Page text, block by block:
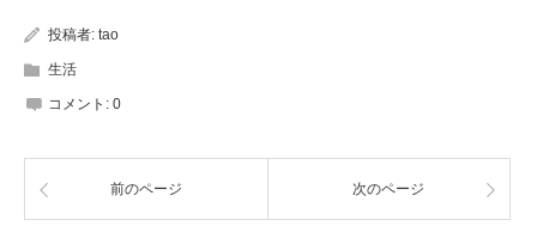
投稿者: tao
生活
コメント: 0
前のページ 次のページ